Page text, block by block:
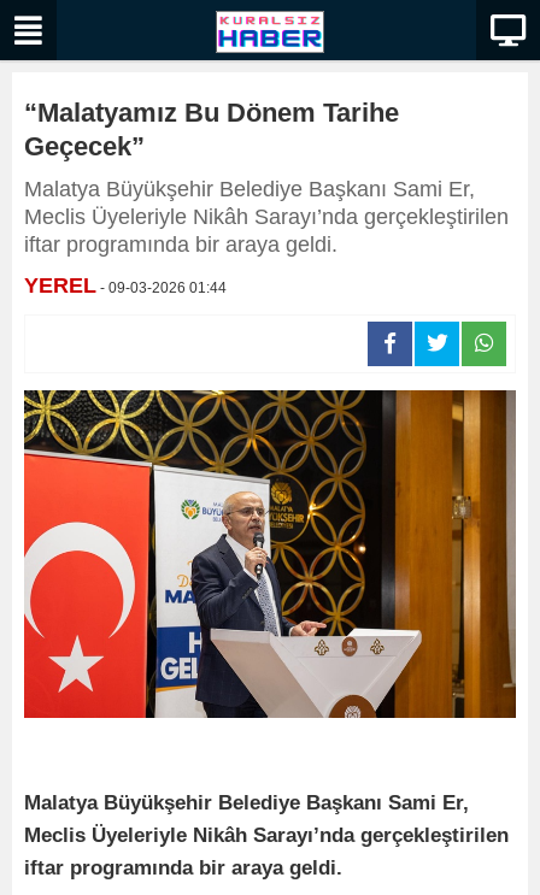
“Malatyamız Bu Dönem Tarihe
Geçecek”
Malatya Büyükşehir Belediye Başkanı Sami Er,
Meclis Üyeleriyle Nikâh Sarayı’nda gerçekleştirilen
iftar programında bir araya geldi.
YEREL - 09-03-2026 01:44
Malatya Büyükşehir Belediye Başkanı Sami Er,
Meclis Üyeleriyle Nikâh Sarayı’nda gerçekleştirilen
iftar programında bir araya geldi.